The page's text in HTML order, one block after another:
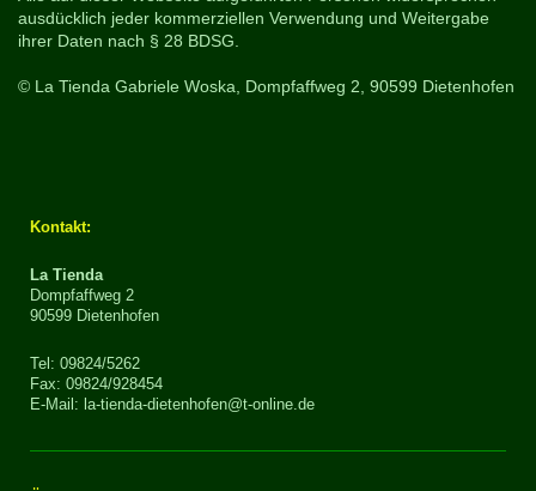
ausdücklich jeder kommerziellen Verwendung und Weitergabe
ihrer Daten nach § 28 BDSG.
© La Tienda Gabriele Woska, Dompfaffweg 2, 90599 Dietenhofen
Kontakt:
La Tienda
Dompfaffweg 2
90599 Dietenhofen
Tel: 09824/5262
Fax: 09824/928454
E-Mail: la-tienda-dietenhofen@t-online.de